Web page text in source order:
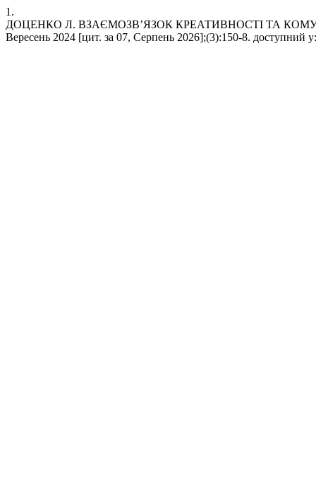
1.
ДОЦЕНКО Л. ВЗАЄМОЗВ’ЯЗОК КРЕАТИВНОСТІ ТА
Вересень 2024 [цит. за 07, Серпень 2026];(3):150-8. доступний